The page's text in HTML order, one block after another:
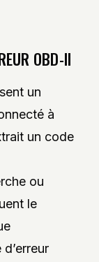
OBD-II
un
à
un code
ou
le